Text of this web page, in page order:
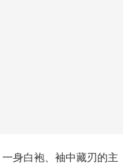
身白袍、袖中藏刃的主